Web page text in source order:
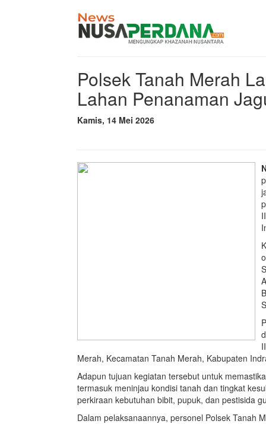
Polsek Tanah Merah
Lahan Penanaman
Kamis, 14 Mei 2026
Merah, Kecamatan Tanah Merah, Kabupaten
Adapun tujuan kegiatan tersebut untuk
termasuk meninjau kondisi tanah dan tingkat
perkiraan kebutuhan bibit, pupuk, dan pestisida
Dalam pelaksanaannya, personel Polsek Tanah